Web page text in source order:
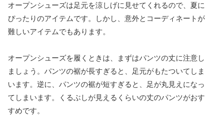
オープンシューズは足元を涼しげに見せてくれるので、夏に
ぴったりのアイテムです。しかし、意外とコーディネートが
難しいアイテムでもあります。
オープンシューズを履くときは、まずはパンツの丈に注意し
ましょう。パンツの裾が長すぎると、足元がもたついてしま
います。逆に、パンツの裾が短すぎると、足が丸見えになっ
てしまいます。くるぶしが見えるくらいの丈のパンツがおす
すめです。